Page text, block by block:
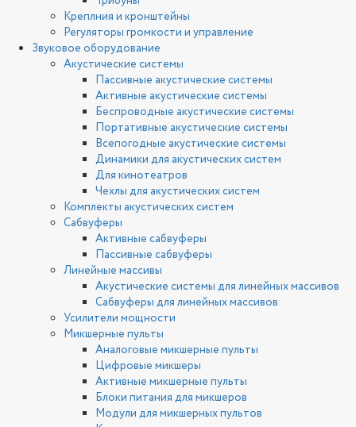
Креплния и кронштейны
Регуляторы громкости и управление
Звуковое оборудование
Акустические системы
Пассивные акустические системы
Активные акустические системы
Беспроводные акустические системы
Портативные акустические системы
Всепогодные акустические системы
Динамики для акустических систем
Для кинотеатров
Чехлы для акустических систем
Комплекты акустических систем
Сабвуферы
Активные сабвуферы
Пассивные сабвуферы
Линейные массивы
Акустические системы для линейных массивов
Сабвуферы для линейных массивов
Усилители мощности
Микшерные пульты
Аналоговые микшерные пульты
Цифровые микшеры
Активные микшерные пульты
Блоки питания для микшеров
Модули для микшерных пультов